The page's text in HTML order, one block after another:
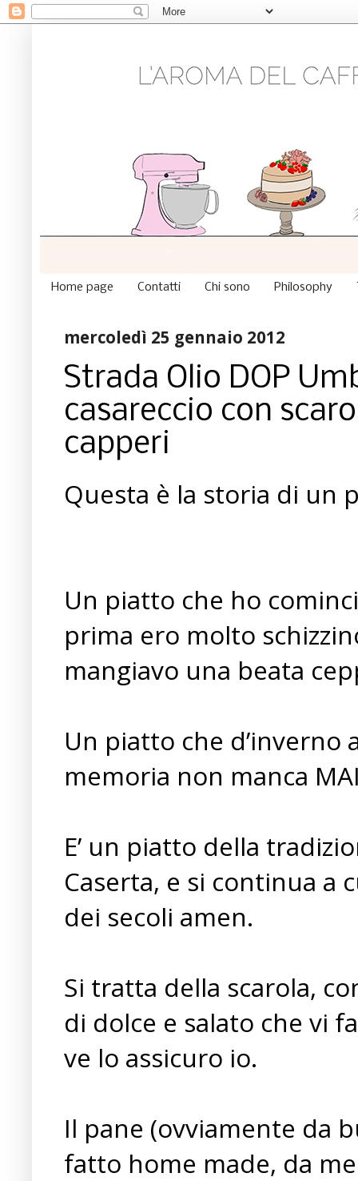
Home page Contatti Chi sono Philosophy
mercoledì 25 gennaio 2012
Strada Olio DOP
casareccio con
capperi
Questa è la storia di un
Un piatto che ho
prima ero molto
mangiavo una beata
Un piatto che d’inverno
memoria non manca
E’ un piatto della
Caserta, e si continua a
dei secoli amen.
Si tratta della scarola,
di dolce e salato che vi
ve lo assicuro io.
Il pane (ovviamente da
fatto home made, da